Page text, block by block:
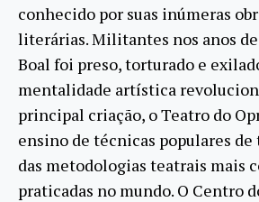
conhecido por suas inúmeras
literárias. Militantes nos anos
Boal foi preso, torturado e
mentalidade artística
principal criação, o Teatro do
ensino de técnicas populares de
das metodologias teatrais mais
praticadas no mundo. O Centro